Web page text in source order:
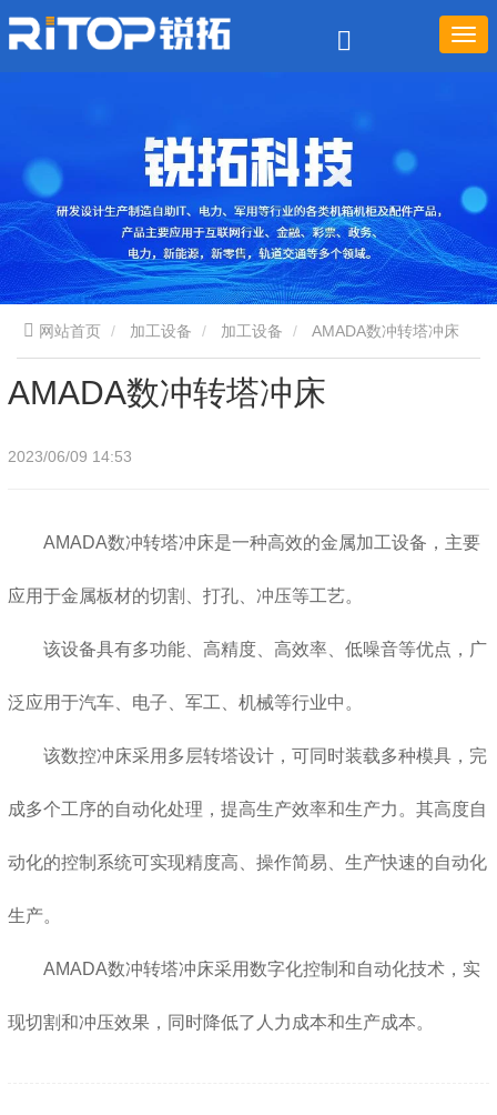
网站首页 加工设备 加工设备 AMADA数冲转塔冲床
AMADA数冲转塔冲床
2023/06/09 14:53
AMADA数冲转塔冲床是一种高效的金属加工设备，主要
应用于金属板材的切割、打孔、冲压等工艺。
该设备具有多功能、高精度、高效率、低噪音等优点，广
泛应用于汽车、电子、军工、机械等行业中。
该数控冲床采用多层转塔设计，可同时装载多种模具，完
成多个工序的自动化处理，提高生产效率和生产力。其高度自
动化的控制系统可实现精度高、操作简易、生产快速的自动化
生产。
AMADA数冲转塔冲床采用数字化控制和自动化技术，实
现切割和冲压效果，同时降低了人力成本和生产成本。